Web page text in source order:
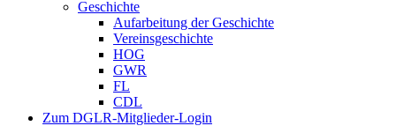
Geschichte
Aufarbeitung der Geschichte
Vereinsgeschichte
HOG
GWR
FL
CDL
Zum DGLR-Mitglieder-Login